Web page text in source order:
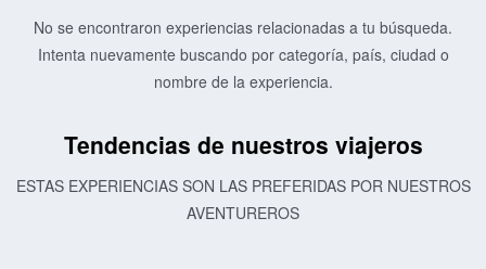
No se encontraron experiencias relacionadas a tu búsqueda.
Intenta nuevamente buscando por categoría, país, ciudad o
nombre de la experiencia.
Tendencias de nuestros viajeros
ESTAS EXPERIENCIAS SON LAS PREFERIDAS POR NUESTROS
AVENTUREROS